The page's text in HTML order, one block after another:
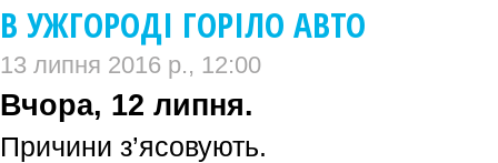
В УЖГОРОДІ ГОРІЛО АВТО
13 липня 2016 р., 12:00
Вчора, 12 липня.
Причини з’ясовують.